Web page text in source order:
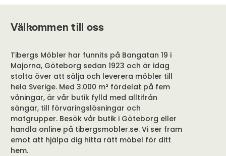
Välkommen till oss
Tibergs Möbler har funnits på Bangatan 19 i
Majorna, Göteborg sedan 1923 och är idag
stolta över att sälja och leverera möbler till
hela Sverige. Med 3.000 m² fördelat på fem
våningar, är vår butik fylld med alltifrån
sängar, till förvaringslösningar och
matgrupper. Besök vår butik i Göteborg eller
handla online på tibergsmobler.se. Vi ser fram
emot att hjälpa dig hitta rätt möbel för ditt
hem.